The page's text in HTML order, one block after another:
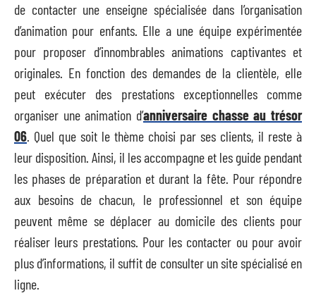
de contacter une enseigne spécialisée dans l’organisation
d’animation pour enfants. Elle a une équipe expérimentée
pour proposer d’innombrables animations captivantes et
originales. En fonction des demandes de la clientèle, elle
peut exécuter des prestations exceptionnelles comme
organiser une animation d’anniversaire chasse au trésor
06. Quel que soit le thème choisi par ses clients, il reste à
leur disposition. Ainsi, il les accompagne et les guide pendant
les phases de préparation et durant la fête. Pour répondre
aux besoins de chacun, le professionnel et son équipe
peuvent même se déplacer au domicile des clients pour
réaliser leurs prestations. Pour les contacter ou pour avoir
plus d’informations, il suffit de consulter un site spécialisé en
ligne.